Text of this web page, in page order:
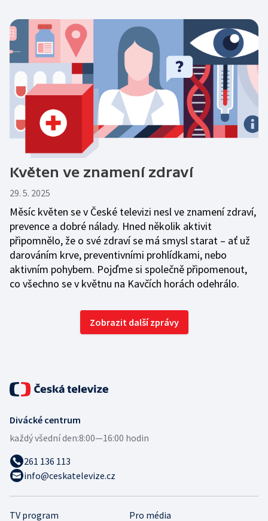
Květen ve znamení zdraví
29. 5. 2025
Měsíc květen se v České televizi nesl ve znamení zdraví,
prevence a dobré nálady. Hned několik aktivit
připomnělo, že o své zdraví se má smysl starat – ať už
darováním krve, preventivními prohlídkami, nebo
aktivním pohybem. Pojďme si společně připomenout,
co všechno se v květnu na Kavčích horách odehrálo.
Zobrazit další zprávy
Divácké centrum
každý všední den:8:00—16:00 hodin
261 136 113
info@ceskatelevize.cz
TV program Pro média